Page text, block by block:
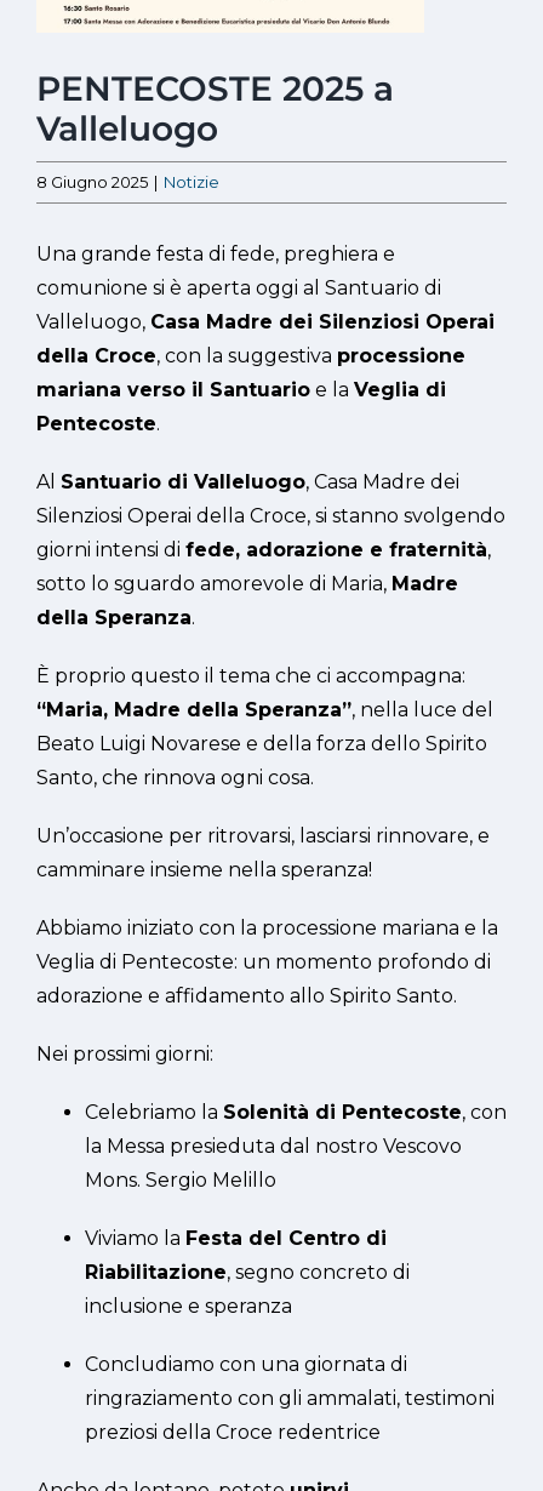
PENTECOSTE 2025 a
Valleluogo
8 Giugno 2025 | Notizie
Una grande festa di fede, preghiera e
comunione si è aperta oggi al Santuario di
Valleluogo, Casa Madre dei Silenziosi Operai
della Croce, con la suggestiva processione
mariana verso il Santuarioe la Veglia di
Pentecoste.
Al Santuario di Valleluogo, Casa Madre dei
Silenziosi Operai della Croce, si stanno svolgendo
giorni intensi di fede, adorazione e fraternità,
sotto lo sguardo amorevole di Maria, Madre
della Speranza.
È proprio questo il tema che ci accompagna:
“Maria, Madre della Speranza”, nella luce del
Beato Luigi Novarese e della forza dello Spirito
Santo, che rinnova ogni cosa.
Un’occasione per ritrovarsi, lasciarsi rinnovare, e
camminare insieme nella speranza!
Abbiamo iniziato con la processione mariana e la
Veglia di Pentecoste: un momento profondo di
adorazione e affidamento allo Spirito Santo.
Nei prossimi giorni:
Celebriamo la Solenità di Pentecoste, con
la Messa presieduta dal nostro Vescovo
Mons. Sergio Melillo
Viviamo la Festa del Centro di
Riabilitazione, segno concreto di
inclusione e speranza
Concludiamo con una giornata di
ringraziamento con gli ammalati, testimoni
preziosi della Croce redentrice